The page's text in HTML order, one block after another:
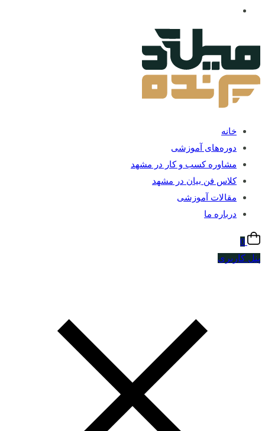
خانه
دوره‌های آموزشی
مشاوره کسب و کار در مشهد
کلاس فن بیان در مشهد
مقالات آموزشی
درباره ما
0
پنل کاربری